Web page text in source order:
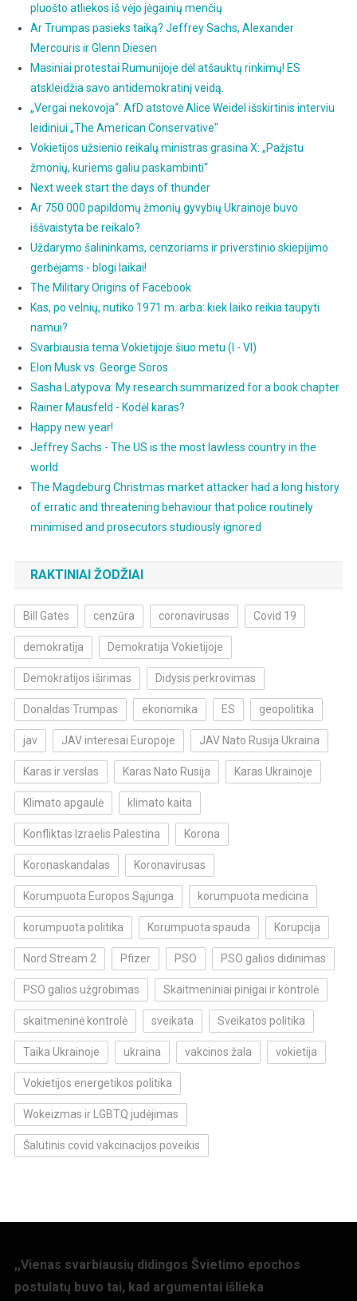
pluošto atliekos iš vėjo jėgainių menčių
Ar Trumpas pasieks taiką? Jeffrey Sachs, Alexander
Mercouris ir Glenn Diesen
Masiniai protestai Rumunijoje dėl atšauktų rinkimų! ES
atskleidžia savo antidemokratinį veidą.
„Vergai nekovoja“: AfD atstovė Alice Weidel išskirtinis interviu
leidiniui „The American Conservative"
Vokietijos užsienio reikalų ministras grasina X: „Pažįstu
žmonių, kuriems galiu paskambinti“
Next week start the days of thunder
Ar 750 000 papildomų žmonių gyvybių Ukrainoje buvo
iššvaistyta be reikalo?
Uždarymo šalininkams, cenzoriams ir priverstinio skiepijimo
gerbėjams - blogi laikai!
The Military Origins of Facebook
Kas, po velnių, nutiko 1971 m. arba: kiek laiko reikia taupyti
namui?
Svarbiausia tema Vokietijoje šiuo metu (I - VI)
Elon Musk vs. George Soros
Sasha Latypova: My research summarized for a book chapter
Rainer Mausfeld - Kodėl karas?
Happy new year!
Jeffrey Sachs - The US is the most lawless country in the
world
The Magdeburg Christmas market attacker had a long history
of erratic and threatening behaviour that police routinely
minimised and prosecutors studiously ignored
RAKTINIAI ŽODŽIAI
Bill Gates cenzūra coronavirusas Covid 19
demokratija Demokratija Vokietijoje
Demokratijos iširimas Didysis perkrovimas
Donaldas Trumpas ekonomika ES geopolitika
jav JAV interesai Europoje JAV Nato Rusija Ukraina
Karas ir verslas Karas Nato Rusija Karas Ukrainoje
Klimato apgaulė klimato kaita
Konfliktas Izraelis Palestina Korona
Koronaskandalas Koronavirusas
Korumpuota Europos Sąjunga korumpuota medicina
korumpuota politika Korumpuota spauda Korupcija
Nord Stream 2 Pfizer PSO PSO galios didinimas
PSO galios užgrobimas Skaitmeniniai pinigai ir kontrolė
skaitmeninė kontrolė sveikata Sveikatos politika
Taika Ukrainoje ukraina vakcinos žala vokietija
Vokietijos energetikos politika
Wokeizmas ir LGBTQ judėjimas
Šalutinis covid vakcinacijos poveikis
,,Vienas svarbiausių didingos Švietimo epochos
postulatų buvo tai, kad argumentai išlieka